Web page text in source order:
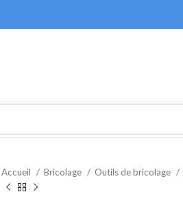
Accueil Bricolage Outils de bricolage